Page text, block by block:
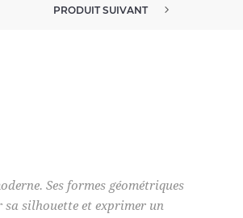
PRODUIT SUIVANT
Ses formes géométriques
silhouette et exprimer un